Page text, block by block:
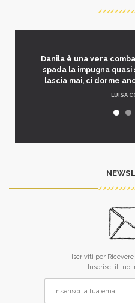
Danila è una vera
spada la impugna
lascia mai, ci dorme
LUISA
Iscriviti per
Inserisci il tuo